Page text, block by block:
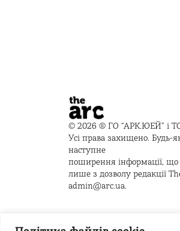
© 2026 ® ГО “АРК.ЮЕЙ” і
Усі права захищено. Будь-
наступне
поширення інформації, що
лише з дозволу редакції
admin@arc.ua.